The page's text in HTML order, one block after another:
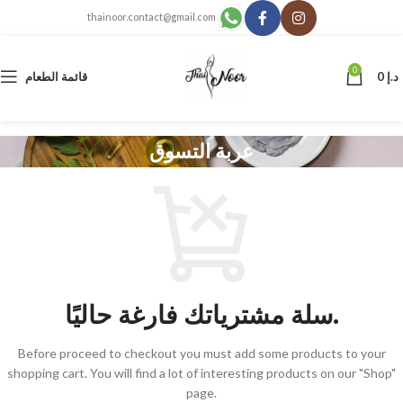
thainoor.contact@gmail.com
قائمة الطعام 0 د.إ
عربة التسوق
سلة مشترياتك فارغة حاليًا.
Before proceed to checkout you must add some products to your
shopping cart. You will find a lot of interesting products on our "Shop"
page.